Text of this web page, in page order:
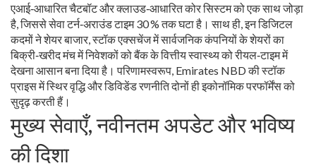
एआई‑आधारित चैटबॉट और क्लाउड‑आधारित कोर सिस्टम को एक साथ जोड़ा
है, जिससे सेवा टर्न‑अराउंड टाइम 30 % तक घटा है। साथ ही, इन डिजिटल
कदमों नेशेयर बाजार,स्टॉक एक्सचेंज में सार्वजनिक कंपनियों के शेयरों का
बिक्री‑खरीद मंचमें निवेशकों को बैंक के वित्तीय स्वास्थ्य को रीयल‑टाइम में
देखना आसान बना दिया है। परिणामस्वरूप, Emirates NBD की स्टॉक
प्राइस में स्थिर वृद्धि और डिविडेंड रणनीति दोनों ही इकोनॉमिक परफॉर्मेंस को
सुदृढ़ करती हैं।
मुख्य सेवाएँ, नवीनतम अपडेट और भविष्य
की दिशा